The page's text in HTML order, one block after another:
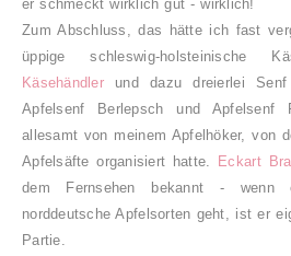
er schmeckt wirklich gut - wirklich!
Zum Abschluss, das hätte ich fast
üppige schleswig-holsteinische
Käsehändlerund dazu dreierlei Senf
Apfelsenf Berlepsch und Apfelsenf
allesamt von meinem Apfelhöker, von
Apfelsäfte organisiert hatte. Eckart
dem Fernsehen bekannt -
norddeutsche Apfelsorten geht, ist er
Partie.